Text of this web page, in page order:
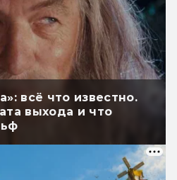
всё что известно.
выхода и что